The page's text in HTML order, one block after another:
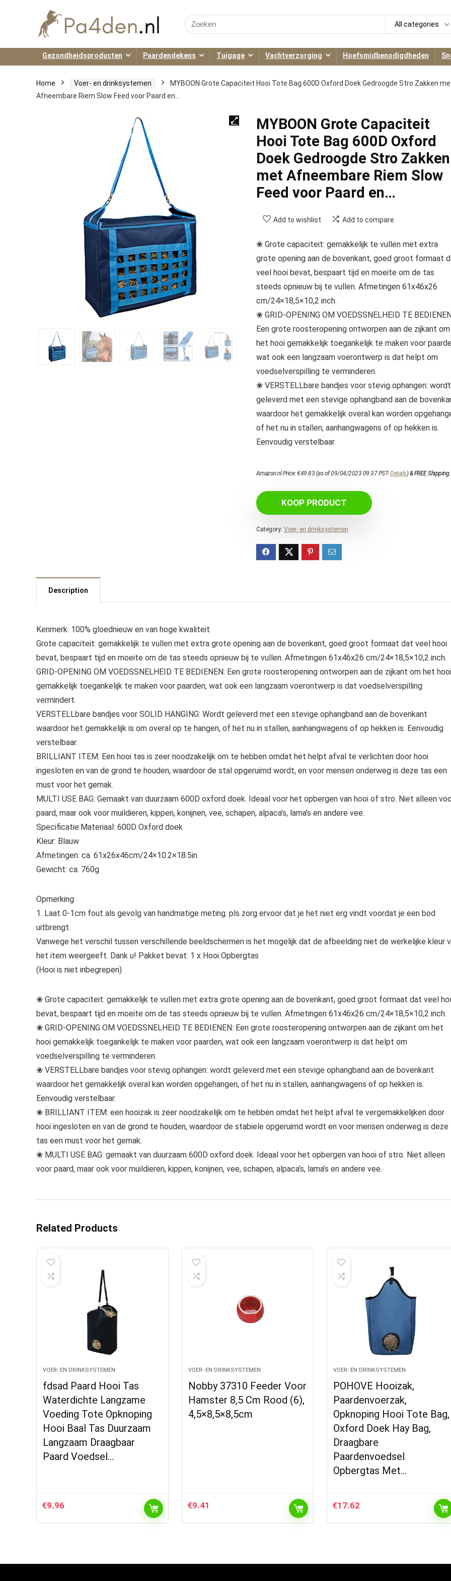
Search
for:
All categories
Gezondheidsproducten Paardendekens Tuigage Vachtverzorging Hoefsmidbenodigdheden
Home Voer- en drinksystemen
MYBOON Grote Capaciteit Hooi Tote Bag 600D Oxford Doek Gedroogde Stro Zakken
Afneembare Riem Slow Feed voor Paard en…
MYBOON Grote Capaciteit
Hooi Tote Bag 600D Oxford
Doek Gedroogde Stro Zakken
met Afneembare Riem Slow
Feed voor Paard en…
Add to wishlist Add to compare
❀ Grote capaciteit: gemakkelijk te vullen met extra
grote opening aan de bovenkant, goed groot formaat
veel hooi bevat, bespaart tijd en moeite om de tas
steeds opnieuw bij te vullen. Afmetingen 61x46x26
cm/24×18,5×10,2 inch.
❀ GRID-OPENING OM VOEDSSNELHEID TE
Een grote roosteropening ontworpen aan de zijkant om
het hooi gemakkelijk toegankelijk te maken voor
wat ook een langzaam voerontwerp is dat helpt om
voedselverspilling te verminderen.
❀ VERSTELLbare bandjes voor stevig ophangen: wordt
geleverd met een stevige ophangband aan de
waardoor het gemakkelijk overal kan worden
of het nu in stallen, aanhangwagens of op hekken is.
Eenvoudig verstelbaar.
Amazon.nl Price:€49.83 (as of 09/04/2023 09:37 PST-Details)&FREE Shipping.
KOOP PRODUCT
Category: Voer- en drinksystemen
Description
Kenmerk: 100% gloednieuw en van hoge kwaliteit
Grote capaciteit: gemakkelijk te vullen met extra grote opening aan de bovenkant, goed groot formaat dat veel hooi
bevat, bespaart tijd en moeite om de tas steeds opnieuw bij te vullen. Afmetingen 61x46x26 cm/24×18,5×10,2 inch.
GRID-OPENING OM VOEDSSNELHEID TE BEDIENEN: Een grote roosteropening ontworpen aan de zijkant om het hooi
gemakkelijk toegankelijk te maken voor paarden, wat ook een langzaam voerontwerp is dat voedselverspilling
vermindert.
VERSTELLbare bandjes voor SOLID HANGING: Wordt geleverd met een stevige ophangband aan de bovenkant
waardoor het gemakkelijk is om overal op te hangen, of het nu in stallen, aanhangwagens of op hekken is. Eenvoudig
verstelbaar.
BRILLIANT ITEM: Een hooi tas is zeer noodzakelijk om te hebben omdat het helpt afval te verlichten door hooi
ingesloten en van de grond te houden, waardoor de stal opgeruimd wordt, en voor mensen onderweg is deze tas een
must voor het gemak.
MULTI USE BAG: Gemaakt van duurzaam 600D oxford doek. Ideaal voor het opbergen van hooi of stro. Niet alleen
paard, maar ook voor muildieren, kippen, konijnen, vee, schapen, alpaca’s, lama’s en andere vee.
Specificatie:Materiaal: 600D Oxford doek
Kleur: Blauw
Afmetingen: ca. 61x26x46cm/24×10.2×18.5in
Gewicht: ca. 760g
Opmerking:
1. Laat 0-1cm fout als gevolg van handmatige meting. pls zorg ervoor dat je het niet erg vindt voordat je een bod
uitbrengt.
Vanwege het verschil tussen verschillende beeldschermen is het mogelijk dat de afbeelding niet de werkelijke kleur
het item weergeeft. Dank u! Pakket bevat: 1 x Hooi Opbergtas
(Hooi is niet inbegrepen)
❀ Grote capaciteit: gemakkelijk te vullen met extra grote opening aan de bovenkant, goed groot formaat dat veel
bevat, bespaart tijd en moeite om de tas steeds opnieuw bij te vullen. Afmetingen 61x46x26 cm/24×18,5×10,2 inch.
❀ GRID-OPENING OM VOEDSSNELHEID TE BEDIENEN: Een grote roosteropening ontworpen aan de zijkant om het
hooi gemakkelijk toegankelijk te maken voor paarden, wat ook een langzaam voerontwerp is dat helpt om
voedselverspilling te verminderen.
❀ VERSTELLbare bandjes voor stevig ophangen: wordt geleverd met een stevige ophangband aan de bovenkant
waardoor het gemakkelijk overal kan worden opgehangen, of het nu in stallen, aanhangwagens of op hekken is.
Eenvoudig verstelbaar.
❀ BRILLIANT ITEM: een hooizak is zeer noodzakelijk om te hebben omdat het helpt afval te vergemakkelijken door
hooi ingesloten en van de grond te houden, waardoor de stabiele opgeruimd wordt en voor mensen onderweg is deze
tas een must voor het gemak.
❀ MULTI USE BAG: gemaakt van duurzaam 600D oxford doek. Ideaal voor het opbergen van hooi of stro. Niet alleen
voor paard, maar ook voor muildieren, kippen, konijnen, vee, schapen, alpaca’s, lama’s en andere vee.
Related Products
VOER- EN DRINKSYSTEMEN
fdsad Paard Hooi Tas
Waterdichte Langzame
Voeding Tote Opknoping
Hooi Baal Tas Duurzaam
Langzaam Draagbaar
Paard Voedsel…
€9.96
VOER- EN DRINKSYSTEMEN
Nobby 37310 Feeder Voor
Hamster 8,5 Cm Rood (6),
4,5×8,5×8,5cm
€9.41
VOER- EN DRINKSYSTEMEN
POHOVE Hooizak,
Paardenvoerzak,
Opknoping Hooi Tote Bag,
Oxford Doek Hay Bag,
Draagbare
Paardenvoedsel
Opbergtas Met…
€17.62